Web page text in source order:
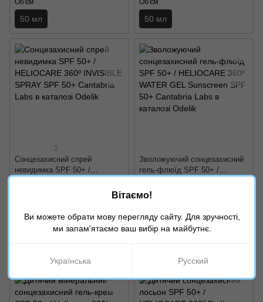
Об'єм
50 мл
Об'єм
50 мл
2
Сонцезахисний спрей
невидимка SPF 50+ /
Зволожуючий сонцезахисний
гель-флюїд SPF 50+ /
Sunscreen SPF 50+ Cantabria
Labs
Об'єм
Вітаємо!
Ви можете обрати мову перегляду сайту. Для зручності,
ми запам'ятаємо ваш вибір на майбутнє.
Українська Русский